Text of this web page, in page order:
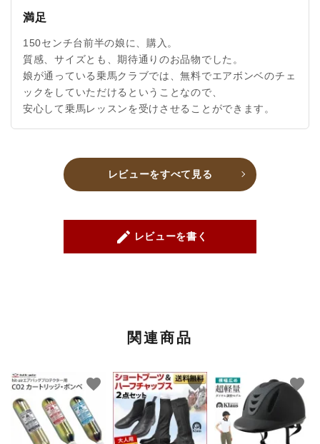
満足
150センチ台前半の娘に、購入。
質感、サイズとも、期待通りのお品物でした。
娘が通っている乗馬クラブでは、無料でエアボンベのチェ
ックをしていただけるということなので、
安心して乗馬レッスンを受けさせることができます。
レビューをすべて見る
create レビューを書く
関連商品
favorite favorite favorite